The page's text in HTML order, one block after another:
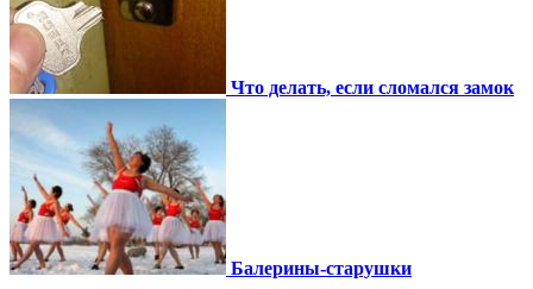
Что делать, если сломался замок
Балерины-старушки